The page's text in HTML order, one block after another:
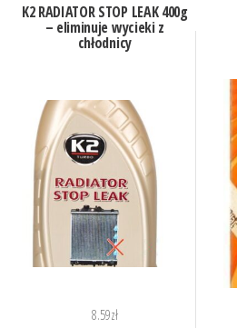
K2 RADIATOR STOP LEAK 400g
– eliminuje wycieki z
chłodnicy
8.59zł